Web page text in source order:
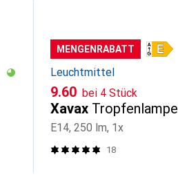
MENGENRABATT
Leuchtmittel
CHF
9.60 bei 4 Stück
Xavax Tropfenlampe
E14, 250 lm, 1x
18